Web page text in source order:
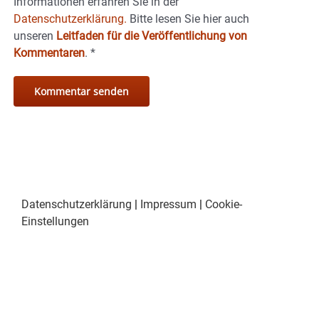
Datenschutzerklärung. Bitte lesen Sie hier auch
unseren Leitfaden für die Veröffentlichung von
Kommentaren. *
Datenschutzerklärung Impressum
Cookie-
Einstellungen